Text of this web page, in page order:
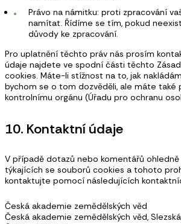
Právo na námitku: proti zpracování
namítat. Řídíme se tím, pokud
důvody ke zpracování.
Pro uplatnění těchto práv nás prosím
údaje najdete ve spodní části těchto
cookies. Máte-li stížnost na to, jak
bychom se o tom dozvěděli, ale máte také
kontrolnímu orgánu (Úřadu pro ochranu
10. Kontaktní údaje
V případě dotazů nebo komentářů ohledně
týkajících se souborů cookies a tohoto
kontaktujte pomocí následujících
Česká akademie zemědělských věd
Česká akademie zemědělských věd,